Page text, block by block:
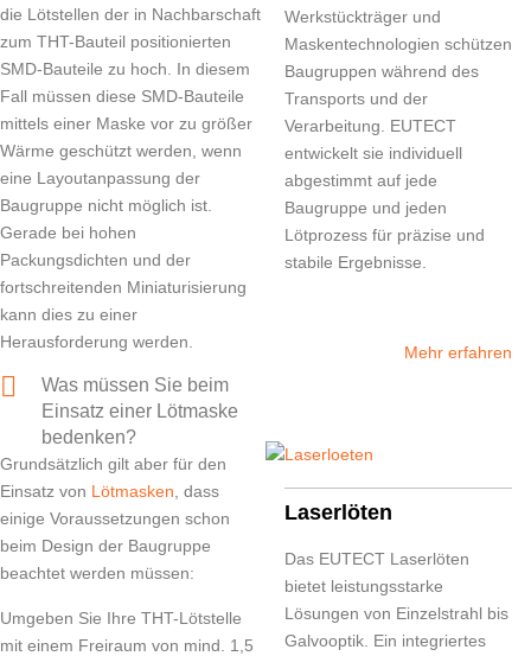
die Lötstellen der in Nachbarschaft
zum THT-Bauteil positionierten
SMD-Bauteile zu hoch. In diesem
Fall müssen diese SMD-Bauteile
mittels einer Maske vor zu größer
Wärme geschützt werden, wenn
eine Layoutanpassung der
Baugruppe nicht möglich ist.
Gerade bei hohen
Packungsdichten und der
fortschreitenden Miniaturisierung
kann dies zu einer
Herausforderung werden.
Was müssen Sie beim
Einsatz einer Lötmaske
bedenken?
Grundsätzlich gilt aber für den
Einsatz von Lötmasken, dass
einige Voraussetzungen schon
beim Design der Baugruppe
beachtet werden müssen:
Umgeben Sie Ihre THT-Lötstelle
mit einem Freiraum von mind. 1,5
Werkstückträger und
Maskentechnologien schützen
Baugruppen während des
Transports und der
Verarbeitung. EUTECT
entwickelt sie individuell
abgestimmt auf jede
Baugruppe und jeden
Lötprozess für präzise und
stabile Ergebnisse.
Mehr erfahren
Laserlöten
Das EUTECT Laserlöten
bietet leistungsstarke
Lösungen von Einzelstrahl bis
Galvooptik. Ein integriertes